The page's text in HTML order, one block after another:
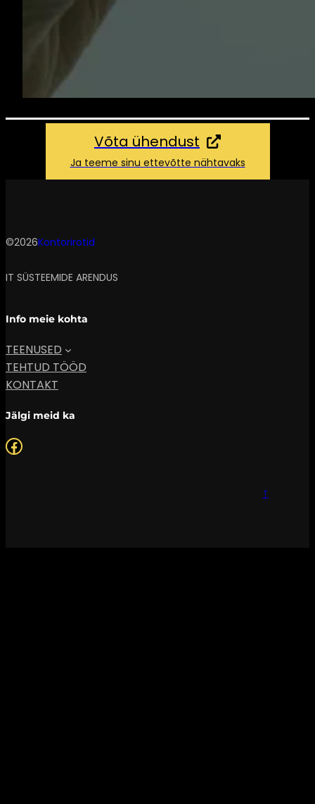
Võta ühendust
Ja teeme sinu ettevõtte nähtavaks
©2026Kontorirotid
IT SÜSTEEMIDE ARENDUS
Info meie kohta
TEENUSED
TEHTUD TÖÖD
KONTAKT
Jälgi meid ka
Facebook
↑